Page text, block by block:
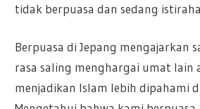
tidak berpuasa dan sedang
Berpuasa di Jepang mengajarkan
rasa saling menghargai umat lain
menjadikan Islam lebih dipahami